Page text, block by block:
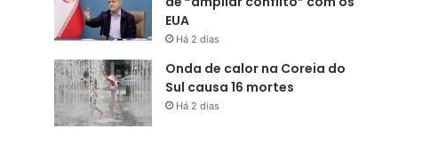
EUA
Há 2 dias
Onda de calor na Coreia do
Sul causa 16 mortes
Há 2 dias